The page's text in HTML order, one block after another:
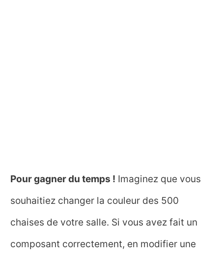
Pour gagner du temps ! Imaginez que vous
souhaitiez changer la couleur des 500
chaises de votre salle. Si vous avez fait un
composant correctement, en modifier une